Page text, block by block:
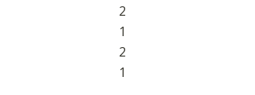
2
1
2
1